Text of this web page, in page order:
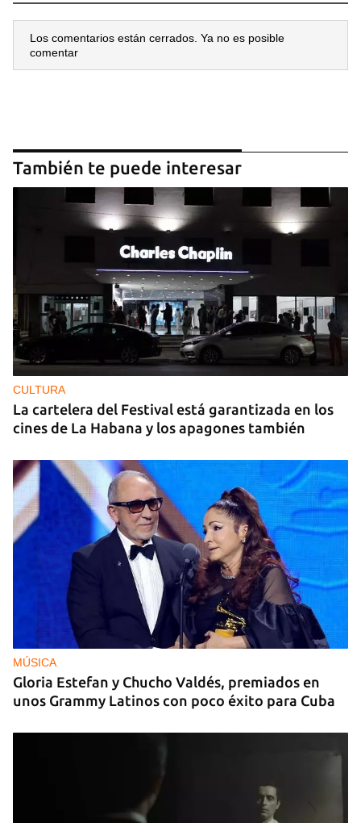
Los comentarios están cerrados. Ya no es posible
comentar
También te puede interesar
CULTURA
La cartelera del Festival está garantizada en los
cines de La Habana y los apagones también
MÚSICA
Gloria Estefan y Chucho Valdés, premiados en
unos Grammy Latinos con poco éxito para Cuba